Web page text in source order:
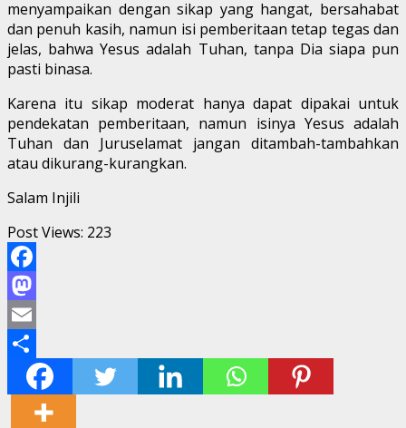
menyampaikan dengan sikap yang hangat, bersahabat
dan penuh kasih, namun isi pemberitaan tetap tegas dan
jelas, bahwa Yesus adalah Tuhan, tanpa Dia siapa pun
pasti binasa.
Karena itu sikap moderat hanya dapat dipakai untuk
pendekatan pemberitaan, namun isinya Yesus adalah
Tuhan dan Juruselamat jangan ditambah-tambahkan
atau dikurang-kurangkan.
Salam Injili
Post Views: 223
Facebook
Mastodon
Email
Share